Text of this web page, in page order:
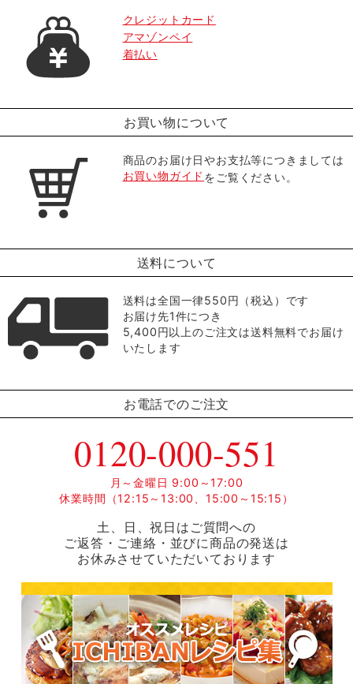
クレジットカード
アマゾンペイ
着払い
お買い物について
商品のお届け日やお支払等につきましては
お買い物ガイド をご覧ください。
送料について
送料は全国一律550円（税込）です
お届け先1件につき
5,400円以上のご注文は送料無料でお届け
いたします
お電話でのご注文
0120-000-551
月～金曜日 9:00～17:00
休業時間（12:15～13:00、15:00～15:15）
土、日、祝日はご質問への
ご返答・ご連絡・並びに商品の発送は
お休みさせていただいております